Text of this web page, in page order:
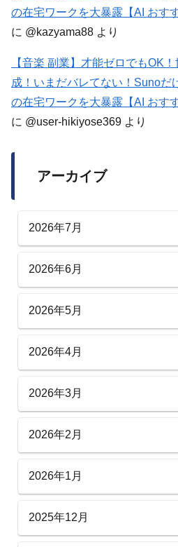
の在宅ワークを大暴露【AI おす
に @kazyama88 より
【音楽 副業】才能ゼロでもOK
成！いまだバレてない！Sunoだ
の在宅ワークを大暴露【AI おす
に @user-hikiyose369 より
アーカイブ
2026年7月
2026年6月
2026年5月
2026年4月
2026年3月
2026年2月
2026年1月
2025年12月